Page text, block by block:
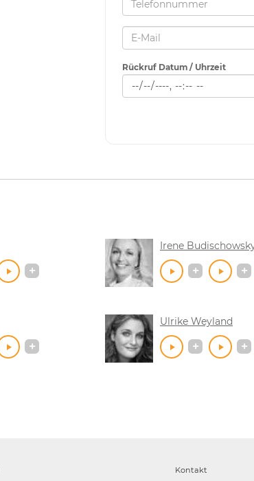
Rückruf Datum / Uhrzeit
Irene
Ulrike Weyland
Kontakt